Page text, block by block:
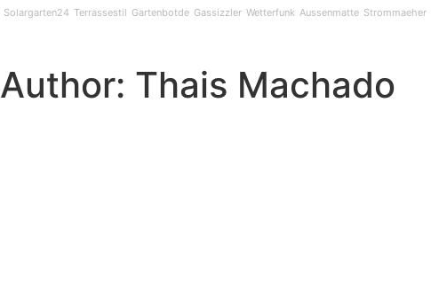
Solargarten24 Terrassestil Gartenbotde Gassizzler Wetterfunk Aussenmatte Strommaeher
Author: Thais Machado